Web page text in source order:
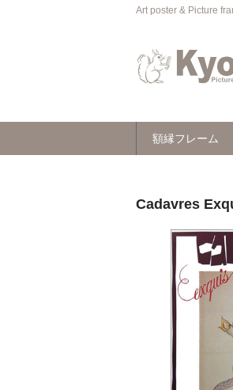
Art poster & Picture
額縁フレーム
Cadavres